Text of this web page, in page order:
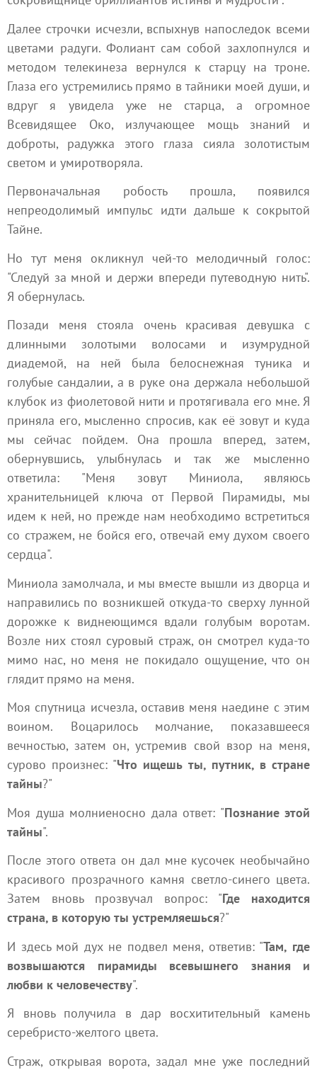
Далее строчки исчезли, вспыхнув напоследок всеми
цветами радуги. Фолиант сам собой захлопнулся и
методом телекинеза вернулся к старцу на троне.
Глаза его устремились прямо в тайники моей души, и
вдруг я увидела уже не старца, а огромное
Всевидящее Око, излучающее мощь знаний и
доброты, радужка этого глаза сияла золотистым
светом и умиротворяла.
Первоначальная робость прошла, появился
непреодолимый импульс идти дальше к сокрытой
Тайне.
Но тут меня окликнул чей-то мелодичный голос:
"Следуй за мной и держи впереди путеводную нить".
Я обернулась.
Позади меня стояла очень красивая девушка с
длинными золотыми волосами и изумрудной
диадемой, на ней была белоснежная туника и
голубые сандалии, а в руке она держала небольшой
клубок из фиолетовой нити и протягивала его мне. Я
приняла его, мысленно спросив, как её зовут и куда
мы сейчас пойдем. Она прошла вперед, затем,
обернувшись, улыбнулась и так же мысленно
ответила: "Меня зовут Миниола, являюсь
хранительницей ключа от Первой Пирамиды, мы
идем к ней, но прежде нам необходимо встретиться
со стражем, не бойся его, отвечай ему духом своего
сердца".
Миниола замолчала, и мы вместе вышли из дворца и
направились по возникшей откуда-то сверху лунной
дорожке к виднеющимся вдали голубым воротам.
Возле них стоял суровый страж, он смотрел куда-то
мимо нас, но меня не покидало ощущение, что он
глядит прямо на меня.
Моя спутница исчезла, оставив меня наедине с этим
воином. Воцарилось молчание, показавшееся
вечностью, затем он, устремив свой взор на меня,
сурово произнес: "Что ищешь ты, путник, в стране
тайны?"
Моя душа молниеносно дала ответ: "Познание этой
тайны".
После этого ответа он дал мне кусочек необычайно
красивого прозрачного камня светло-синего цвета.
Затем вновь прозвучал вопрос: "Где находится
страна, в которую ты устремляешься?"
И здесь мой дух не подвел меня, ответив: "Там, где
возвышаются пирамиды всевышнего знания и
любви к человечеству".
Я вновь получила в дар восхитительный камень
серебристо-желтого цвета.
Страж, открывая ворота, задал мне уже последний